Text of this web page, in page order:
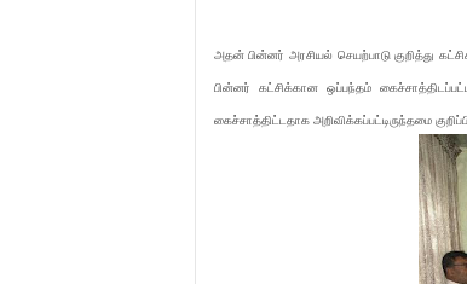
அதன் பின்னர் அரசியல் செயற்பாடு குறித்து
பின்னர் கட்சிக்கான ஒப்பந்தம்
கைச்சாத்திட்டதாக அறிவிக்கப்பட்டிருந்தமை